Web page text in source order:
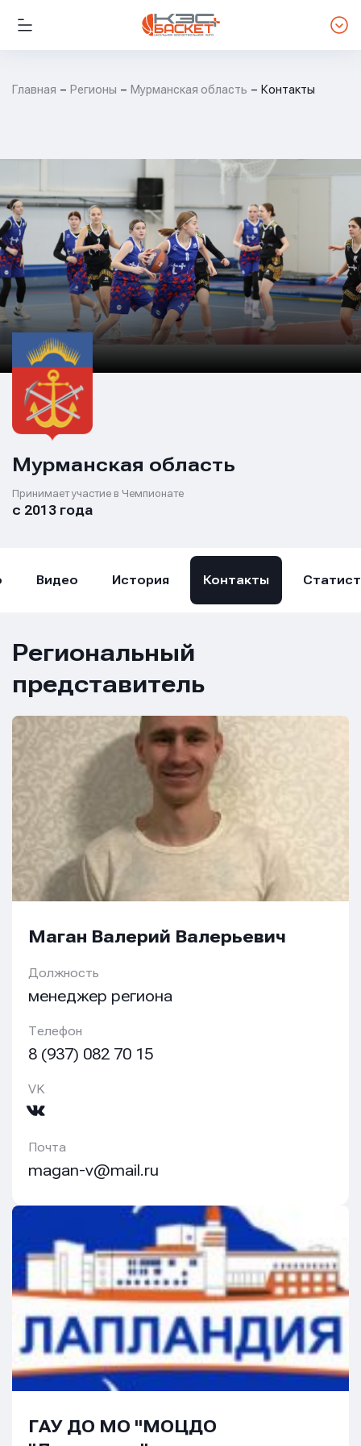
Главная Регионы Мурманская область Контакты
Мурманская область
Принимает участие в Чемпионате
с 2013 года
Видео История Контакты
Региональный
представитель
Маган Валерий Валерьевич
Должность
менеджер региона
Телефон
8 (937) 082 70 15
VK
Почта
magan-v@mail.ru
ГАУ ДО МО "МОЦДО